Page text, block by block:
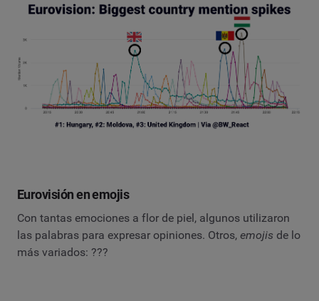
Eurovisión en emojis
Con tantas emociones a flor de piel, algunos utilizaron
las palabras para expresar opiniones. Otros, emojis de lo
más variados: ???